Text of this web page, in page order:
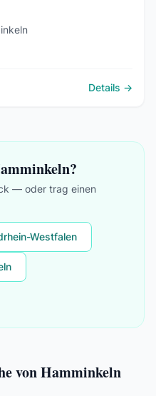
Details →
— oder trag einen
Westfalen
von Hamminkeln